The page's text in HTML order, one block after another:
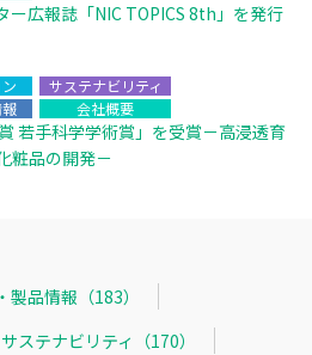
ー広報誌「NIC TOPICS 8th」を発行
サステナビリティ
会社概要
若手科学学術賞」を受賞－高浸透育
粧品の開発－
製品情報（183）
サステナビリティ（170）